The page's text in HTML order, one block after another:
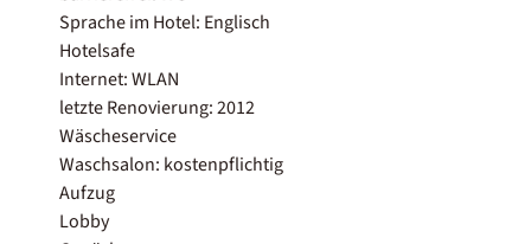
Sprache im Hotel: Englisch
Hotelsafe
Internet: WLAN
letzte Renovierung: 2012
Wäscheservice
Waschsalon: kostenpflichtig
Aufzug
Lobby